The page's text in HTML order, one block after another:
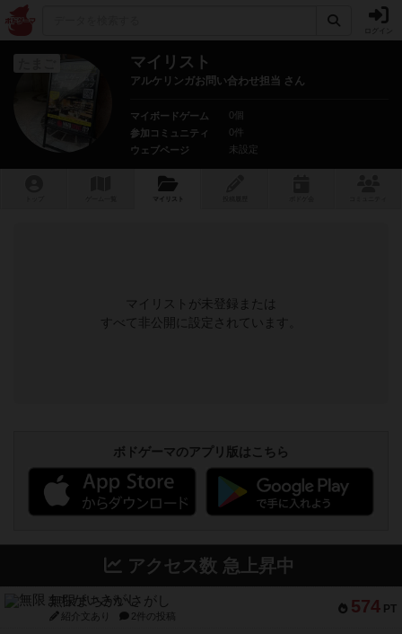
マイリスト
アルケリンガお問い合わせ担当 さん
マイボードゲーム
0個
参加コミュニティ
0件
ウェブページ
未設定
マイリスト
マイリストが未登録または
すべて非公開に設定されています。
ボドゲーマのアプリ版はこちら
アクセス数 急上昇中
574 PT
無限まちがいさがし
紹介文あり 2件の投稿